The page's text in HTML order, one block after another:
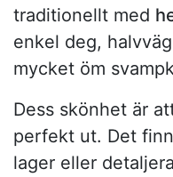
traditionellt med
enkel deg,
mycket öm
Dess skönhet är
perfekt ut. Det
lager eller